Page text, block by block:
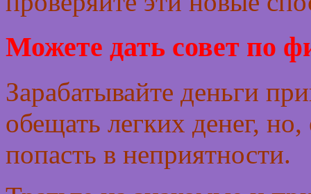
Можете дать совет по
Зарабатывайте деньги
обещать легких денег,
попасть в неприятности.